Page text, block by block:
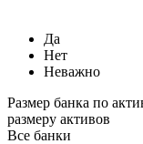
Да
Нет
Неважно
Размер банка по
размеру активов
Все банки